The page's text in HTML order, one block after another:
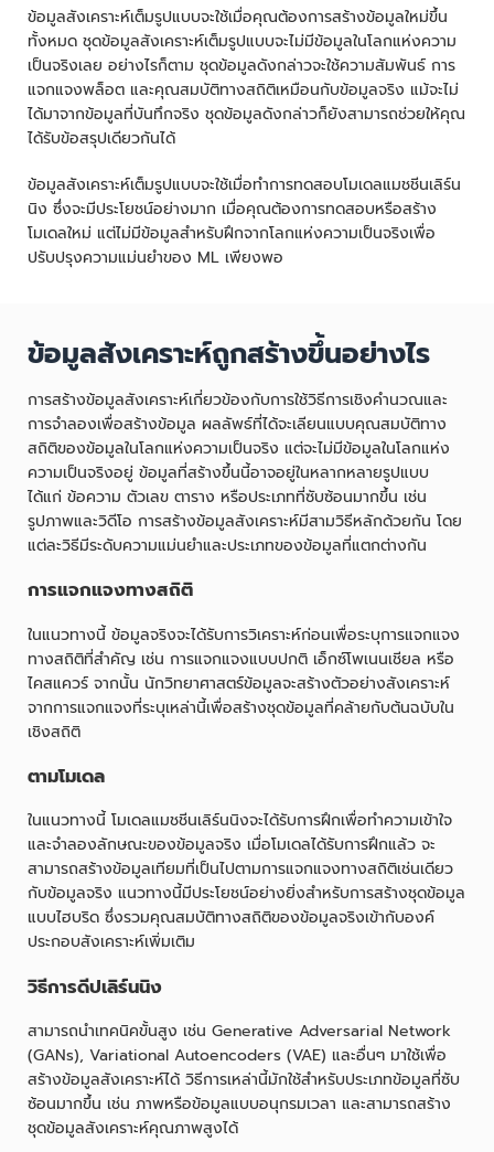
ข้อมูลสังเคราะห์เต็มรูปแบบจะใช้เมื่อคุณต้องการสร้างข้อมูลใหม่ขึ้น
ทั้งหมด ชุดข้อมูลสังเคราะห์เต็มรูปแบบจะไม่มีข้อมูลในโลกแห่งความ
เป็นจริงเลย อย่างไรก็ตาม ชุดข้อมูลดังกล่าวจะใช้ความสัมพันธ์ การ
แจกแจงพล็อต และคุณสมบัติทางสถิติเหมือนกับข้อมูลจริง แม้จะไม่
ได้มาจากข้อมูลที่บันทึกจริง ชุดข้อมูลดังกล่าวก็ยังสามารถช่วยให้คุณ
ได้รับข้อสรุปเดียวกันได้
ข้อมูลสังเคราะห์เต็มรูปแบบจะใช้เมื่อทำการทดสอบโมเดลแมชชีนเลิร์น
นิง ซึ่งจะมีประโยชน์อย่างมาก เมื่อคุณต้องการทดสอบหรือสร้าง
โมเดลใหม่ แต่ไม่มีข้อมูลสำหรับฝึกจากโลกแห่งความเป็นจริงเพื่อ
ปรับปรุงความแม่นยำของ ML เพียงพอ
ข้อมูลสังเคราะห์ถูกสร้างขึ้นอย่างไร
การสร้างข้อมูลสังเคราะห์เกี่ยวข้องกับการใช้วิธีการเชิงคำนวณและ
การจำลองเพื่อสร้างข้อมูล ผลลัพธ์ที่ได้จะเลียนแบบคุณสมบัติทาง
สถิติของข้อมูลในโลกแห่งความเป็นจริง แต่จะไม่มีข้อมูลในโลกแห่ง
ความเป็นจริงอยู่ ข้อมูลที่สร้างขึ้นนี้อาจอยู่ในหลากหลายรูปแบบ
ได้แก่ ข้อความ ตัวเลข ตาราง หรือประเภทที่ซับซ้อนมากขึ้น เช่น
รูปภาพและวิดีโอ การสร้างข้อมูลสังเคราะห์มีสามวิธีหลักด้วยกัน โดย
แต่ละวิธีมีระดับความแม่นยำและประเภทของข้อมูลที่แตกต่างกัน
การแจกแจงทางสถิติ
ในแนวทางนี้ ข้อมูลจริงจะได้รับการวิเคราะห์ก่อนเพื่อระบุการแจกแจง
ทางสถิติที่สำคัญ เช่น การแจกแจงแบบปกติ เอ็กซ์โพเนนเชียล หรือ
ไคสแควร์ จากนั้น นักวิทยาศาสตร์ข้อมูลจะสร้างตัวอย่างสังเคราะห์
จากการแจกแจงที่ระบุเหล่านี้เพื่อสร้างชุดข้อมูลที่คล้ายกับต้นฉบับใน
เชิงสถิติ
ตามโมเดล
ในแนวทางนี้ โมเดลแมชชีนเลิร์นนิงจะได้รับการฝึกเพื่อทำความเข้าใจ
และจำลองลักษณะของข้อมูลจริง เมื่อโมเดลได้รับการฝึกแล้ว จะ
สามารถสร้างข้อมูลเทียมที่เป็นไปตามการแจกแจงทางสถิติเช่นเดียว
กับข้อมูลจริง แนวทางนี้มีประโยชน์อย่างยิ่งสำหรับการสร้างชุดข้อมูล
แบบไฮบริด ซึ่งรวมคุณสมบัติทางสถิติของข้อมูลจริงเข้ากับองค์
ประกอบสังเคราะห์เพิ่มเติม
วิธีการดีปเลิร์นนิง
สามารถนำเทคนิคขั้นสูง เช่น Generative Adversarial Network
(GANs), Variational Autoencoders (VAE) และอื่นๆ มาใช้เพื่อ
สร้างข้อมูลสังเคราะห์ได้ วิธีการเหล่านี้มักใช้สำหรับประเภทข้อมูลที่ซับ
ซ้อนมากขึ้น เช่น ภาพหรือข้อมูลแบบอนุกรมเวลา และสามารถสร้าง
ชุดข้อมูลสังเคราะห์คุณภาพสูงได้